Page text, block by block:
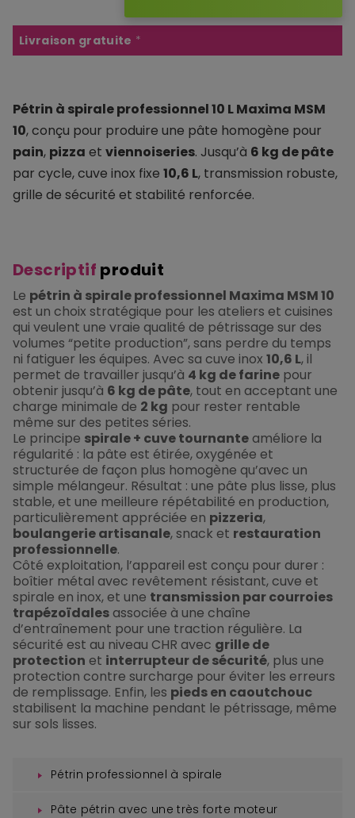
Pétrin à spirale professionnel 10 L Maxima MSM
10, conçu pour produire une pâte homogène pour
pain, pizza et viennoiseries. Jusqu’à 6 kg de pâte
par cycle, cuve inox fixe 10,6 L, transmission robuste,
grille de sécurité et stabilité renforcée.
Livraison gratuite *
Descriptif produit
Le pétrin à spirale professionnel Maxima MSM 10
est un choix stratégique pour les ateliers et cuisines
qui veulent une vraie qualité de pétrissage sur des
volumes “petite production”, sans perdre du temps
ni fatiguer les équipes. Avec sa cuve inox 10,6 L, il
permet de travailler jusqu’à 4 kg de farine pour
obtenir jusqu’à 6 kg de pâte, tout en acceptant une
charge minimale de 2 kg pour rester rentable
même sur des petites séries.
Le principe spirale + cuve tournanteaméliore la
régularité : la pâte est étirée, oxygénée et
structurée de façon plus homogène qu’avec un
simple mélangeur. Résultat : une pâte plus lisse, plus
stable, et une meilleure répétabilité en production,
particulièrement appréciée en pizzeria,
boulangerie artisanale, snack et restauration
professionnelle.
Côté exploitation, l’appareil est conçu pour durer :
boîtier métal avec revêtement résistant, cuve et
spirale en inox, et une transmission par courroies
trapézoïdalesassociée à une chaîne
d’entraînement pour une traction régulière. La
sécurité est au niveau CHR avec grille de
protection et interrupteur de sécurité, plus une
protection contre surcharge pour éviter les erreurs
de remplissage. Enfin, les pieds en caoutchouc
stabilisent la machine pendant le pétrissage, même
sur sols lisses.
Pétrin professionnel à spirale
Pâte pétrin avec une très forte moteur